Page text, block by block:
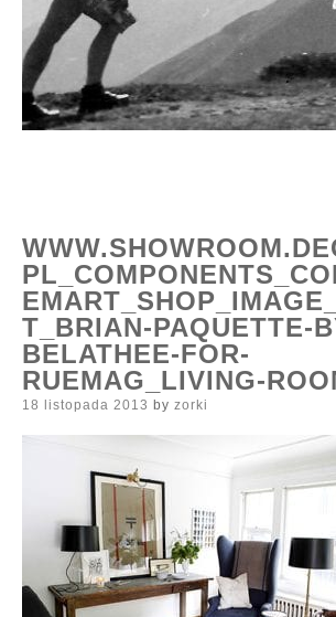
T_BRIAN-PAQUETTE-
BELATHEE-FOR-
RUEMAG_LIVING-
Posted
18 listopada 2013 by zorki